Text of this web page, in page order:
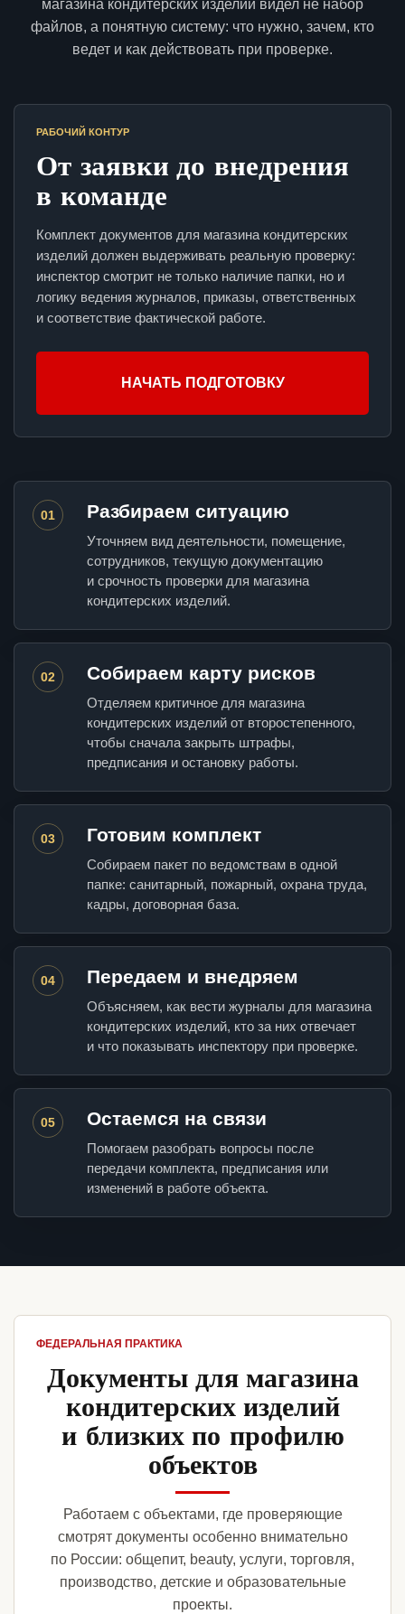
магазина кондитерских изделий видел не набор
файлов, а понятную систему: что нужно, зачем, кто
ведет и как действовать при проверке.
РАБОЧИЙ КОНТУР
От заявки до внедрения
в команде
Комплект документов для магазина кондитерских
изделий должен выдерживать реальную проверку:
инспектор смотрит не только наличие папки, но и
логику ведения журналов, приказы, ответственных
и соответствие фактической работе.
НАЧАТЬ ПОДГОТОВКУ
01 Разбираем ситуацию
Уточняем вид деятельности, помещение,
сотрудников, текущую документацию
и срочность проверки для магазина
кондитерских изделий.
02 Собираем карту рисков
Отделяем критичное для магазина
кондитерских изделий от второстепенного,
чтобы сначала закрыть штрафы,
предписания и остановку работы.
03 Готовим комплект
Собираем пакет по ведомствам в одной
папке: санитарный, пожарный, охрана труда,
кадры, договорная база.
04 Передаем и внедряем
Объясняем, как вести журналы для магазина
кондитерских изделий, кто за них отвечает
и что показывать инспектору при проверке.
05 Остаемся на связи
Помогаем разобрать вопросы после
передачи комплекта, предписания или
изменений в работе объекта.
ФЕДЕРАЛЬНАЯ ПРАКТИКА
Документы для магазина
кондитерских изделий
и близких по профилю
объектов
Работаем с объектами, где проверяющие
смотрят документы особенно внимательно
по России: общепит, beauty, услуги, торговля,
производство, детские и образовательные
проекты.